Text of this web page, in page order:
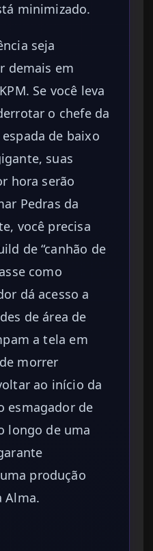
minimizado.
seja
demais em
Se você leva
o chefe da
de baixo
suas
hora serão
Pedras da
você precisa
de “canhão de
como
dá acesso a
de área de
a tela em
morrer
ao início da
esmagador de
longo de uma
produção
Alma.